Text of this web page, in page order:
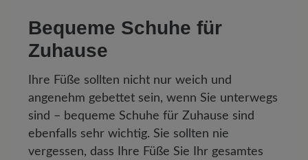
Bequeme Schuhe für
Zuhause
Ihre Füße sollten nicht nur weich und
angenehm gebettet sein, wenn Sie unterwegs
sind – bequeme Schuhe für Zuhause sind
ebenfalls sehr wichtig. Sie sollten nie
vergessen, dass Ihre Füße Sie Ihr gesamtes